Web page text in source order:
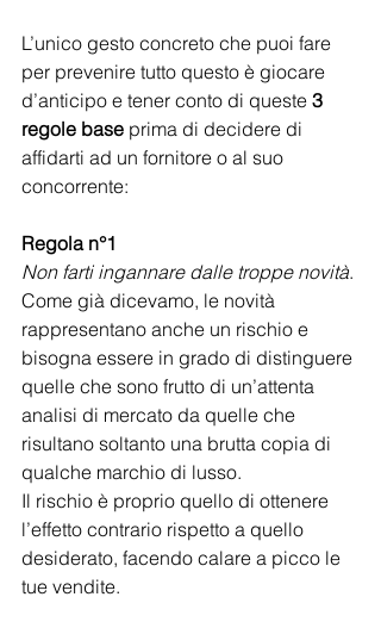
L’unico gesto concreto che puoi fare
per prevenire tutto questo è giocare
d’anticipo e tener conto di queste 3
regole base prima di decidere di
affidarti ad un fornitore o al suo
concorrente:
Regola n°1
Non farti ingannare dalle troppe novità.
Come già dicevamo, le novità
rappresentano anche un rischio e
bisogna essere in grado di distinguere
quelle che sono frutto di un’attenta
analisi di mercato da quelle che
risultano soltanto una brutta copia di
qualche marchio di lusso.
Il rischio è proprio quello di ottenere
l’effetto contrario rispetto a quello
desiderato, facendo calare a picco le
tue vendite.